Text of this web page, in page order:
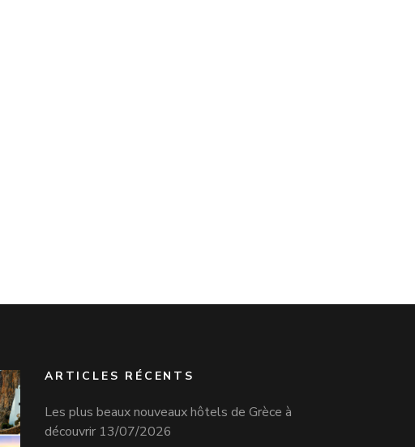
ARTICLES RÉCENTS
Les plus beaux nouveaux hôtels de Grèce à
découvrir 13/07/2026